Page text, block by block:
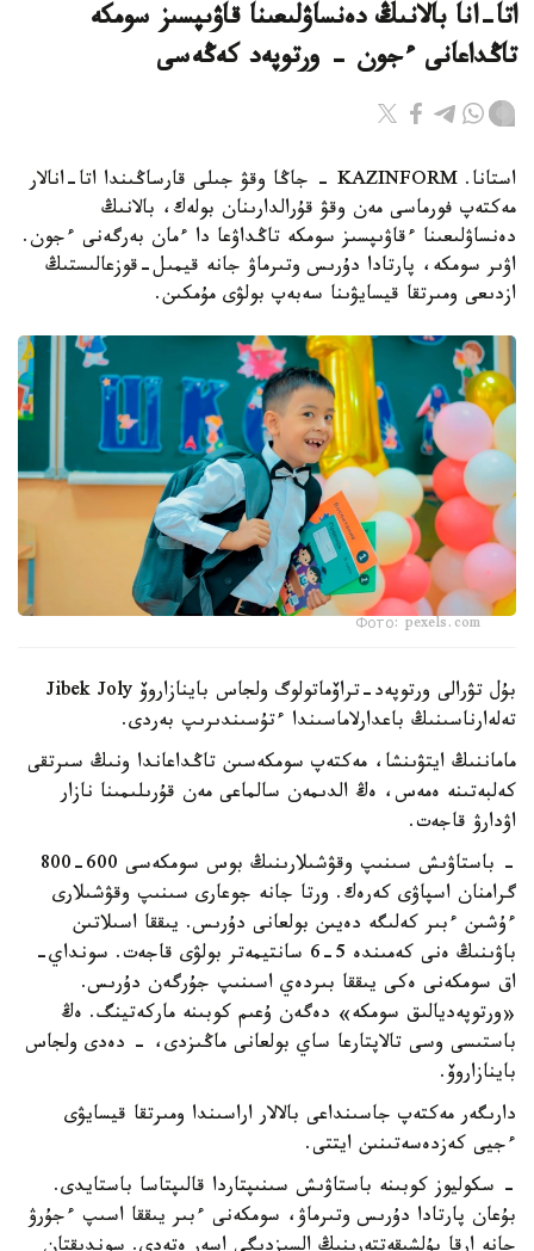
اتا-انا بالانىڭ دەنساۋلىعىنا قاۋىپسىز سومكە
تاڭداعانى ءجون - ورتوپەد كەڭەسى
استانا. KAZINFORM - جاڭا وقۋ جىلى قارساڭىندا اتا-انالار
مەكتەپ فورماسى مەن وقۋ قۇرالدارىنان بولەك، بالانىڭ
دەنساۋلىعىنا ءقاۋىپسىز سومكە تاڭداۋعا دا ءمان بەرگەنى ءجون.
اۋىر سومكە، پارتادا دۇرىس وتىرماۋ جانە قيمىل-قوزعالىستىڭ
ازدىعى ومىرتقا قيسايۋىنا سەبەپ بولۋى مۇمكىن.
Фото: pexels.com
بۇل تۋرالى ورتوپەد-تراۆماتولوگ ولجاس باينازاروۆ Jibek Joly
تەلەارناسىنىڭ باعدارلاماسىندا ءتۇسىندىرىپ بەردى.
ماماننىڭ ايتۋىنشا، مەكتەپ سومكەسىن تاڭداعاندا ونىڭ سىرتقى
كەلبەتىنە ەمەس، ەڭ الدىمەن سالماعى مەن قۇرىلىمىنا نازار
اۋدارۋ قاجەت.
- باستاۋىش سىنىپ وقۋشىلارىنىڭ بوس سومكەسى 600-800
گرامنان اسپاۋى كەرەك. ورتا جانە جوعارى سىنىپ وقۋشىلارى
ءۇشىن ءبىر كەلىگە دەيىن بولعانى دۇرىس. يىققا اسىلاتىن
باۋىنىڭ ەنى كەمىندە 5-6 سانتيمەتر بولۋى قاجەت. سونداي-
اق سومكەنى ەكى يىققا بىردەي اسىنىپ جۇرگەن دۇرىس.
«ورتوپەديالىق سومكە» دەگەن ۇعىم كوبىنە ماركەتينگ. ەڭ
باستىسى وسى تالاپتارعا ساي بولعانى ماڭىزدى، - دەدى ولجاس
باينازاروۆ.
دارىگەر مەكتەپ جاسىنداعى بالالار اراسىندا ومىرتقا قيسايۋى
ءجيى كەزدەسەتىنىن ايتتى.
- سكوليوز كوبىنە باستاۋىش سىنىپتاردا قالىپتاسا باستايدى.
بۇعان پارتادا دۇرىس وتىرماۋ، سومكەنى ءبىر يىققا اسىپ ءجۇرۋ